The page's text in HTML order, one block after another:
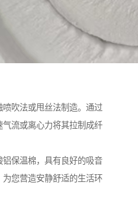
吹法或甩丝法制造。通过
流或离心力将其拉制成纤
保温棉，具有良好的吸音
您营造安静舒适的生活环